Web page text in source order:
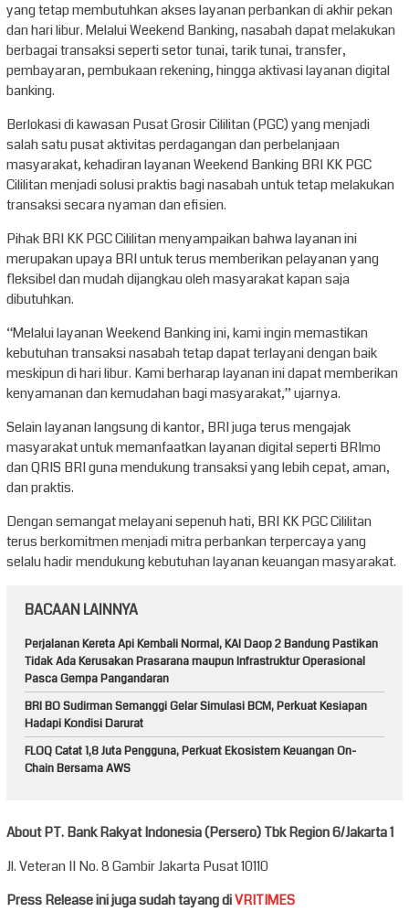
yang tetap membutuhkan akses layanan perbankan di akhir pekan
dan hari libur. Melalui Weekend Banking, nasabah dapat melakukan
berbagai transaksi seperti setor tunai, tarik tunai, transfer,
pembayaran, pembukaan rekening, hingga aktivasi layanan digital
banking.
Berlokasi di kawasan Pusat Grosir Cililitan (PGC) yang menjadi
salah satu pusat aktivitas perdagangan dan perbelanjaan
masyarakat, kehadiran layanan Weekend Banking BRI KK PGC
Cililitan menjadi solusi praktis bagi nasabah untuk tetap melakukan
transaksi secara nyaman dan efisien.
Pihak BRI KK PGC Cililitan menyampaikan bahwa layanan ini
merupakan upaya BRI untuk terus memberikan pelayanan yang
fleksibel dan mudah dijangkau oleh masyarakat kapan saja
dibutuhkan.
“Melalui layanan Weekend Banking ini, kami ingin memastikan
kebutuhan transaksi nasabah tetap dapat terlayani dengan baik
meskipun di hari libur. Kami berharap layanan ini dapat memberikan
kenyamanan dan kemudahan bagi masyarakat,” ujarnya.
Selain layanan langsung di kantor, BRI juga terus mengajak
masyarakat untuk memanfaatkan layanan digital seperti BRImo
dan QRIS BRI guna mendukung transaksi yang lebih cepat, aman,
dan praktis.
Dengan semangat melayani sepenuh hati, BRI KK PGC Cililitan
terus berkomitmen menjadi mitra perbankan terpercaya yang
selalu hadir mendukung kebutuhan layanan keuangan masyarakat.
BACAAN LAINNYA
Perjalanan Kereta Api Kembali Normal, KAI Daop 2 Bandung Pastikan
Tidak Ada Kerusakan Prasarana maupun Infrastruktur Operasional
Pasca Gempa Pangandaran
BRI BO Sudirman Semanggi Gelar Simulasi BCM, Perkuat Kesiapan
Hadapi Kondisi Darurat
FLOQ Catat 1,8 Juta Pengguna, Perkuat Ekosistem Keuangan On-
Chain Bersama AWS
About PT. Bank Rakyat Indonesia (Persero) Tbk Region 6/Jakarta 1
Jl. Veteran II No. 8 Gambir Jakarta Pusat 10110
Press Release ini juga sudah tayang diVRITIMES